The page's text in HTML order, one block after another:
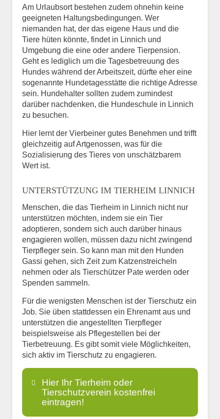
Am Urlaubsort bestehen zudem ohnehin keine
geeigneten Haltungsbedingungen. Wer
niemanden hat, der das eigene Haus und die
Tiere hüten könnte, findet in Linnich und
Umgebung die eine oder andere Tierpension.
Geht es lediglich um die Tagesbetreuung des
Hundes während der Arbeitszeit, dürfte eher eine
sogenannte Hundetagesstätte die richtige Adresse
sein. Hundehalter sollten zudem zumindest
darüber nachdenken, die Hundeschule in Linnich
zu besuchen.
Hier lernt der Vierbeiner gutes Benehmen und trifft
gleichzeitig auf Artgenossen, was für die
Sozialisierung des Tieres von unschätzbarem
Wert ist.
UNTERSTÜTZUNG IM TIERHEIM LINNICH
Menschen, die das Tierheim in Linnich nicht nur
unterstützen möchten, indem sie ein Tier
adoptieren, sondern sich auch darüber hinaus
engagieren wollen, müssen dazu nicht zwingend
Tierpfleger sein. So kann man mit den Hunden
Gassi gehen, sich Zeit zum Katzenstreicheln
nehmen oder als Tierschützer Pate werden oder
Spenden sammeln.
Für die wenigsten Menschen ist der Tierschutz ein
Job. Sie üben stattdessen ein Ehrenamt aus und
unterstützen die angestellten Tierpfleger
beispielsweise als Pflegestellen bei der
Tierbetreuung. Es gibt somit viele Möglichkeiten,
sich aktiv im Tierschutz zu engagieren.
Hier Ihr Tierheim oder
Tierschutzverein kostenfrei
eintragen!